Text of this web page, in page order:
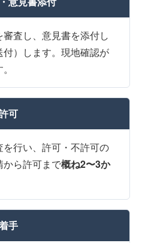
査し、意見書を添付し
）します。現地確認が
可
行い、許可・不許可の
から許可まで概ね2〜3か
手